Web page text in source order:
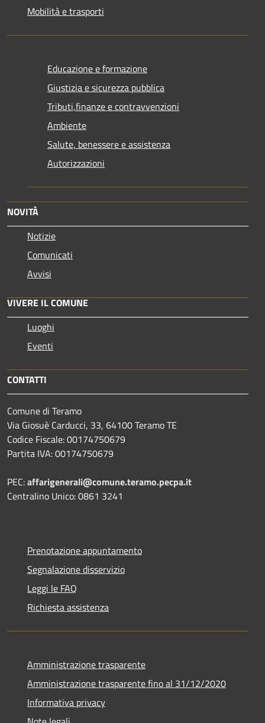
Mobilità e trasporti
Educazione e formazione
Giustizia e sicurezza pubblica
Tributi,finanze e contravvenzioni
Ambiente
Salute, benessere e assistenza
Autorizzazioni
NOVITÀ
Notizie
Comunicati
Avvisi
VIVERE IL COMUNE
Luoghi
Eventi
CONTATTI
Comune di Teramo
Via Giosuè Carducci, 33, 64100 Teramo TE
Codice Fiscale: 00174750679
Partita IVA: 00174750679
PEC:affarigenerali@comune.teramo.pecpa.it
Centralino Unico: 0861 3241
Prenotazione appuntamento
Segnalazione disservizio
Leggi le FAQ
Richiesta assistenza
Amministrazione trasparente
Amministrazione trasparente fino al 31/12/2020
Informativa privacy